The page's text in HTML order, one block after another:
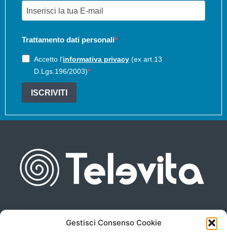
Gestisci Consenso Cookie
Trattamento dati personali
Accetto l'informativa privacy (ex art.13
D.Lgs.196/2003)
ISCRIVITI
Piazza san Giovanni, 6 info@televita.it